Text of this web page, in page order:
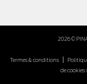
2026 ©
Termes & conditions
de cookies